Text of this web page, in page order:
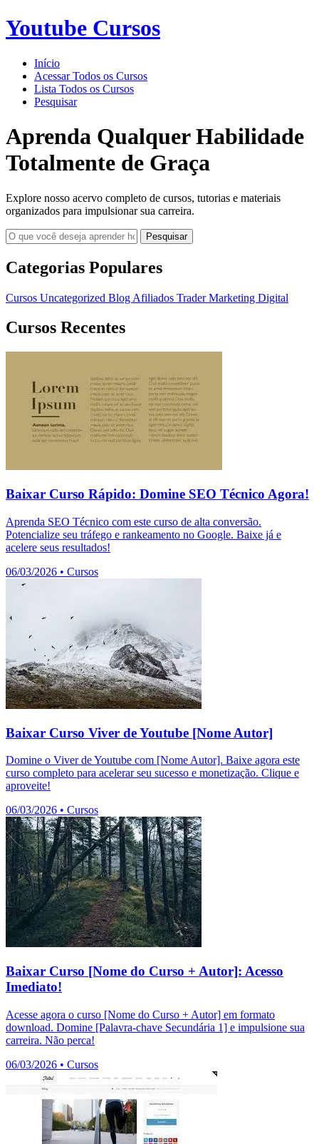
Youtube Cursos
Início
Acessar Todos os Cursos
Lista Todos os Cursos
Pesquisar
Aprenda Qualquer Habilidade
Totalmente de Graça
Explore nosso acervo completo de cursos, tutorias e materiais
organizados para impulsionar sua carreira.
Pesquisar
Categorias Populares
Cursos Uncategorized Blog Afiliados TraderMarketing Digital
Cursos Recentes
Baixar Curso Rápido: Domine SEO Técnico Agora!
Aprenda SEO Técnico com este curso de alta conversão.
Potencialize seu tráfego e rankeamento no Google. Baixe já e
acelere seus resultados!
06/03/2026 • Cursos
Baixar Curso Viver de Youtube [Nome Autor]
Domine o Viver de Youtube com [Nome Autor]. Baixe agora este
curso completo para acelerar seu sucesso e monetização. Clique e
aproveite!
06/03/2026 • Cursos
Baixar Curso [Nome do Curso + Autor]: Acesso
Imediato!
Acesse agora o curso [Nome do Curso + Autor] em formato
download. Domine [Palavra-chave Secundária 1] e impulsione sua
carreira. Não perca!
06/03/2026 • Cursos